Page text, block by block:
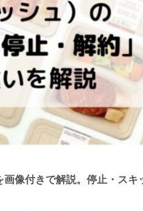
画像付きで解説。停止・スキ